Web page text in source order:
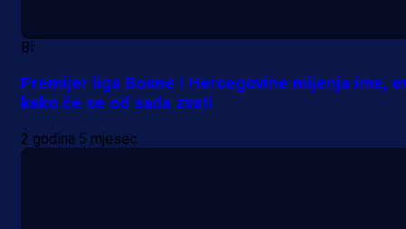
Bi
Premijer liga Bosne i Hercegovine mijenja ime,
kako će se od sada zvati
2 godina 5 mjesec